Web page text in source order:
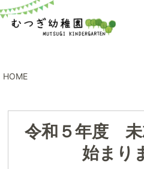
HOME
令和５年度 未
始まり